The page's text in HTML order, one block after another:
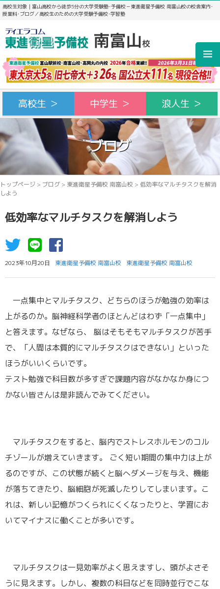
高校生対象｜富山高校から徒歩5分の大学受験塾･予備校－東進衛星予備校 南富山校の校舎案内･
授業料･ブログ／高校生のための大学受験予備校･学習塾
高校生 ＞ 中学生 ＞ 浪人生 ＞
ブログ
トップページ > ブログ > 東進衛星予備校 南富山校 > 低効率なマルチタスクを解消
しよう
低効率なマルチタスクを解消しよう
2023年10月20日 東進衛星予備校 南富山校 東進衛星予備校 南富山校
一点集中とマルチタスク、どちらのほうが勉強の効率は
上がるのか。脳神経科学者のほとんどはわず「一点集中」
と答えます。なぜなら、 脳はそもそもマルチタスクが苦手
で、「人間は本質的にマルチタスクはできない」といった
ほうがいいくらいです。
テスト勉強で科目数が多すぎで課題内容がなかなか身につ
かない皆さんは是非読んでみてください。
マルチタスクをすると、脳内でストレスホルモンのコル
チゾールが増えていきます。 ごく短い期間の集中力は上が
るのですが、この状態が続くと脳へダメージを与え、機能
が落ちてきたり、脳細胞が死滅したりしてしまいます。こ
れは、新しい記憶がつくられにくくなったりと、学習にお
いてマイナスに働くことが多いです。
マルチタスクは一見効率がよく思えますし、頭がよさそ
うに見えます。しかし、複数の科目などを同時並行でこな